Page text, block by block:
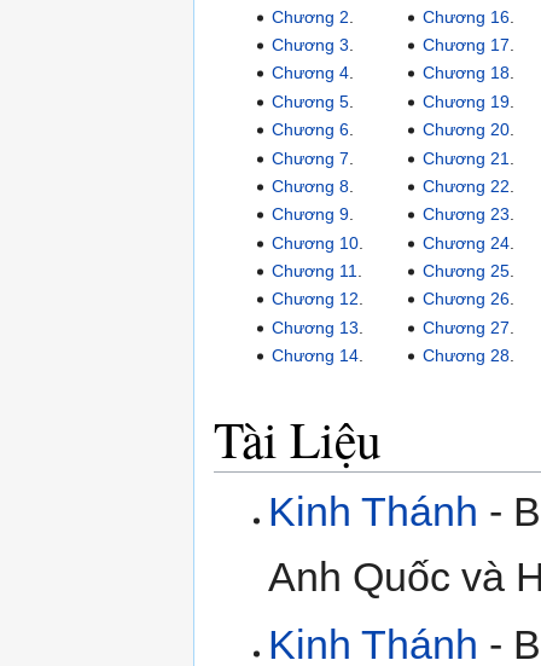
Chương 2
Chương 3
Chương 4.
Chương 5.
Chương 6.
Chương 7
Chương 8.
Chương 9.
Chương 10.
Chương 11
Chương 12.
Chương 13
Chương 14.
Chương 16.
Chương 17
Chương 18.
Chương 19.
Chương 20.
Chương 21
Chương 22
Chương 23.
Chương 24.
Chương 25.
Chương 26.
Chương 27
Chương 28.
Tài Liệu
Kinh Thánh -
Anh Quốc và
Kinh Thánh -